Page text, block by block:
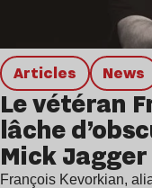
Articles news
Le vétéran
lâche
Mick
François Kevorkian,